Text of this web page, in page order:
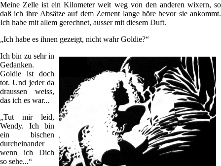
Meine Zelle ist ein Kilometer weit weg von den anderen wixern, so
daß ich ihre Absätze auf dem Zement lange höre bevor sie ankommt.
Ich habe mit allem gerechnet, ausser mit diesem Duft.
„Ich habe es ihnen gezeigt, nicht wahr Goldie?“
Ich bin zu sehr in
Gedanken.
Goldie ist doch
tot. Und jeder da
draussen weiss,
das ich es war...
„Tut mir leid,
Wendy. Ich bin
ein bischen
durcheinander
wenn ich Dich
so sehe...“